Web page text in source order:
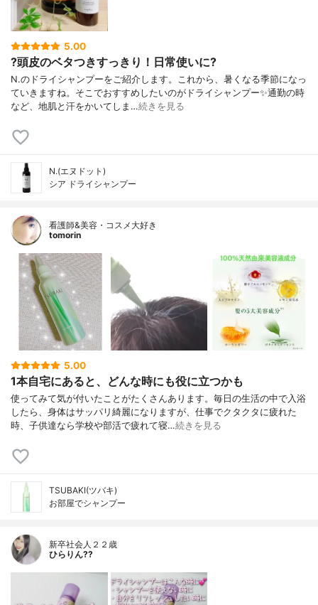
5.00
?頭皮のベタつきすっきり！日常使いに?
N.のドライシャンプーをご紹介します。これから、暑くなる季節になっ
ていきますね。そこでおすすめしたいのがドライシャンプー✨ 通勤の時
など、地肌と汗をかいてしま…続きを見る
N.(エヌドット)
シア ドライシャンプー
看護師&美容・コスメ大好き
tomorin
5.00
1本自宅にあると、どんな時にも役に立つかも
使ってみて気が付いたことがたくさんあります。毎日の生活の中で入浴
したら、身体はサッパリ綺麗になりますが、仕事でクタクタに疲れた
時、子供達なら学校や部活で疲れて寝…続きを見る
TSUBAKI(ツバキ)
お部屋でシャンプー
新卒社会人２２歳
ひらりん??